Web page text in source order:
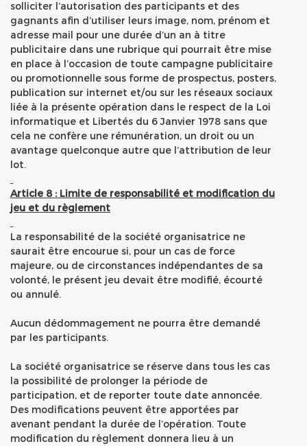
solliciter l’autorisation des participants et des
gagnants afin d’utiliser leurs image, nom, prénom et
adresse mail pour une durée d’un an à titre
publicitaire dans une rubrique qui pourrait être mise
en place à l’occasion de toute campagne publicitaire
ou promotionnelle sous forme de prospectus, posters,
publication sur internet et/ou sur les réseaux sociaux
liée à la présente opération dans le respect de la Loi
informatique et Libertés du 6 Janvier 1978 sans que
cela ne confère une rémunération, un droit ou un
avantage quelconque autre que l’attribution de leur
lot.
Article 8 : Limite de responsabilité et modification du
jeu et du règlement
La responsabilité de la société organisatrice ne
saurait être encourue si, pour un cas de force
majeure, ou de circonstances indépendantes de sa
volonté, le présent jeu devait être modifié, écourté
ou annulé.
Aucun dédommagement ne pourra être demandé
par les participants.
La société organisatrice se réserve dans tous les cas
la possibilité de prolonger la période de
participation, et de reporter toute date annoncée.
Des modifications peuvent être apportées par
avenant pendant la durée de l’opération. Toute
modification du règlement donnera lieu à un